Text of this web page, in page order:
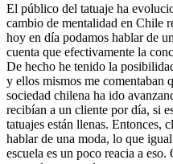
El público del tatuaje ha
cambio de mentalidad en Chile
hoy en día podamos hablar de
cuenta que efectivamente la
De hecho he tenido la
y ellos mismos me comentaban
sociedad chilena ha ido
recibían a un cliente por día, si
tatuajes están llenas. Entonces,
hablar de una moda, lo que
escuela es un poco reacia a